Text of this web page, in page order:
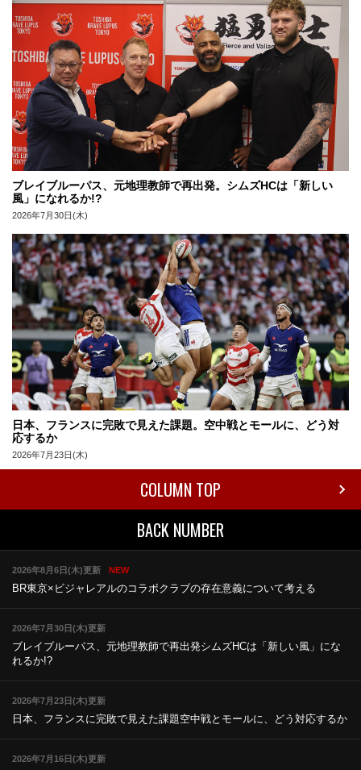
ブレイブルーパス、元地理教師で再出発。シムズHCは「新しい
風」になれるか!?
2026年7月30日(木)
日本、フランスに完敗で見えた課題。空中戦とモールに、どう対
応するか
2026年7月23日(木)
COLUMN TOP
BACK NUMBER
2026年8月6日(木)更新 NEW
BR東京×ビジャレアルのコラボクラブの存在意義について考える
2026年7月30日(木)更新
ブレイブルーパス、元地理教師で再出発シムズHCは「新しい風」にな
れるか!?
2026年7月23日(木)更新
日本、フランスに完敗で見えた課題空中戦とモールに、どう対応するか
2026年7月16日(木)更新